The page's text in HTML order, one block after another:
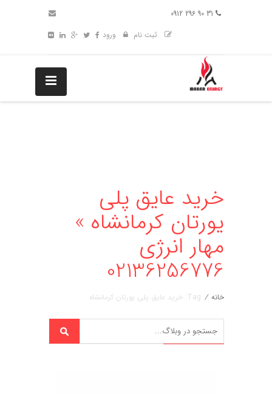
ثبت نام
ورود
خرید عایق پلی
یورتان کرمانشاه »
مهار انرژی
02136256776
خانه / Tag: خرید عایق پلی یورتان کرمانشاه